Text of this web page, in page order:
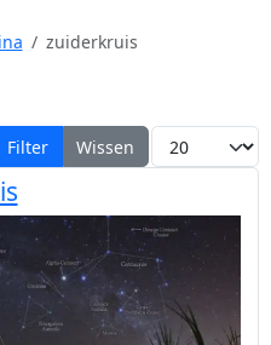
zuiderkruis
Filter Wissen Toon #